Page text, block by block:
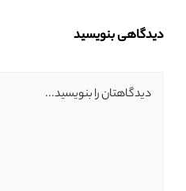
دیدگاهی بنویسید
دیدگاهتان را بنویسید...